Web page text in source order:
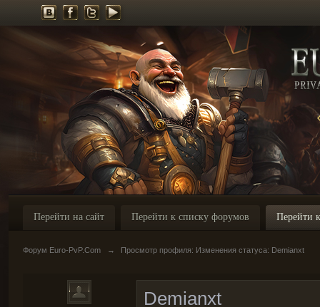
Перейти на сайт Перейти к списку форумов Перейти
Форум Euro-PvP.Com → Просмотр профиля: Изменения статуса: Demianxt
Demianxt